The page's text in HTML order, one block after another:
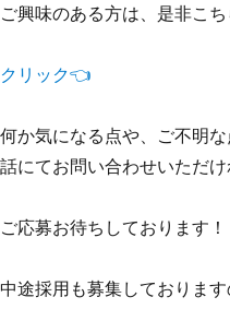
ご興味のある方は、是非こ
クリック👈
何か気になる点や、ご不明
話にてお問い合わせいただけ
ご応募お待ちしております！
中途採用も募集しておりま